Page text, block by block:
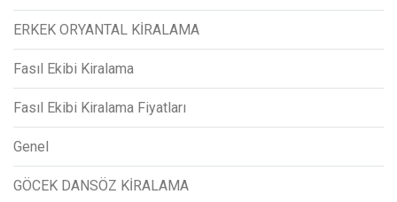
ERKEK ORYANTAL KİRALAMA
Fasıl Ekibi Kiralama
Fasıl Ekibi Kiralama Fiyatları
Genel
GÖCEK DANSÖZ KİRALAMA